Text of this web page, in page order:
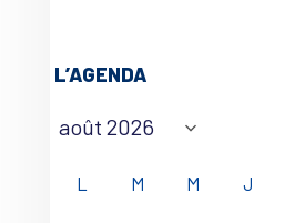
L’AGENDA
L M M J